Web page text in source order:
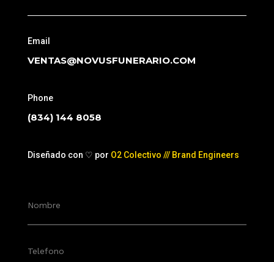
Email
VENTAS@NOVUSFUNERARIO.COM
Phone
(834) 144 8058
Diseñado con ♡ por O2 Colectivo /// Brand Engineers